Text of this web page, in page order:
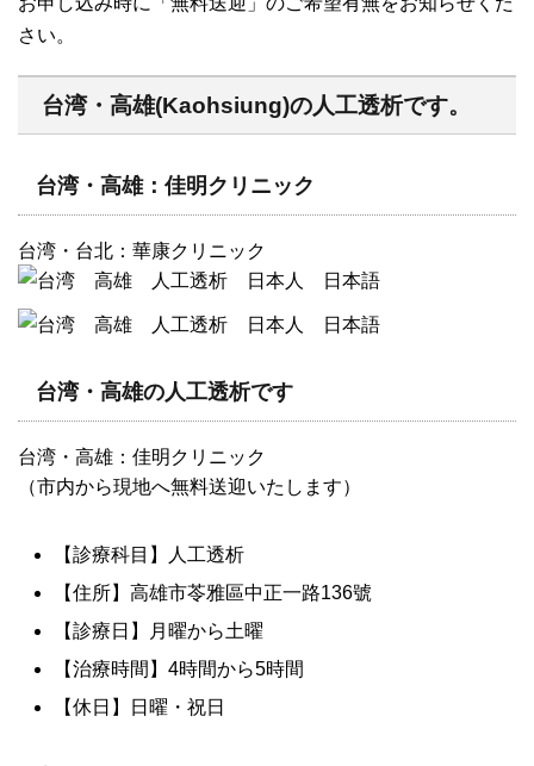
さい。
台湾・高雄(Kaohsiung)の人工透析です。
台湾・高雄：佳明クリニック
台湾・台北：華康クリニック
台湾・高雄の人工透析です
台湾・高雄：佳明クリニック
（市内から現地へ無料送迎いたします）
【診療科目】人工透析
【住所】高雄市苓雅區中正一路136號
【診療日】月曜から土曜
【治療時間】4時間から5時間
【休日】日曜・祝日